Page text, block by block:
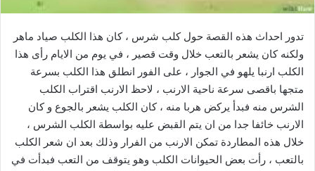
تدور احداث هذه القصة حول كلب شرس ، كان هذا الكلب صياد ماهر
ولكنه كان يشعر بالتعب خلال وقت قصير ، في يوم من الايام رأى هذا
الكلب ارنبا يلهو في الجوار ، على الفور انطلق هذا الكلب بسرعة
متجها باقصى سرعة ناحية الارنب ، لاحظ الارنب اقتراب الكلب
الشرس منه فبدأ يركض هربا منه ، كان الكلب يشعر بالجوع و كان
الارنب خائفا جدا من ان يتم القبض عليه بواسطة الكلب الشرس ،
خلال هذه المطاردة تمكن الارنب من الفرار وذلك بعد ان شعر الكلب
بالتعب ، رأت بعض الحيوانات الكلب وهو يتوقف من التعب فبدأت في